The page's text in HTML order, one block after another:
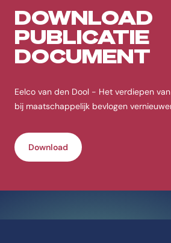
DOWNLOAD
PUBLICATIE
DOCUMENT
Eelco van den Dool - Het verdiepen
bij maatschappelijk bevlogen
Download